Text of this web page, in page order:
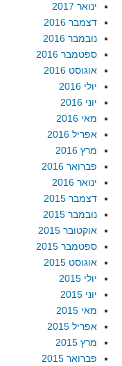
ינואר 2017
דצמבר 2016
נובמבר 2016
ספטמבר 2016
אוגוסט 2016
יולי 2016
יוני 2016
מאי 2016
אפריל 2016
מרץ 2016
פברואר 2016
ינואר 2016
דצמבר 2015
נובמבר 2015
אוקטובר 2015
ספטמבר 2015
אוגוסט 2015
יולי 2015
יוני 2015
מאי 2015
אפריל 2015
מרץ 2015
פברואר 2015